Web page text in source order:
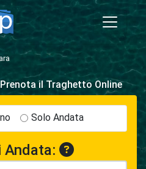
il Traghetto Online
Solo Andata